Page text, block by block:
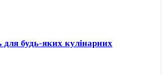
для будь-яких кулінарних